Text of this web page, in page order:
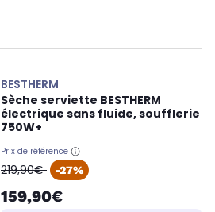
BESTHERM
Sèche serviette BESTHERM
électrique sans fluide, soufflerie
750W+
Prix de référence
oldPrice
219,90€ -27%
159,90€